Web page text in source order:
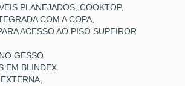
PLANEJADOS, COOKTOP,
COM A COPA,
ACESSO AO PISO SUPEIROR
GESSO
EM BLINDEX.